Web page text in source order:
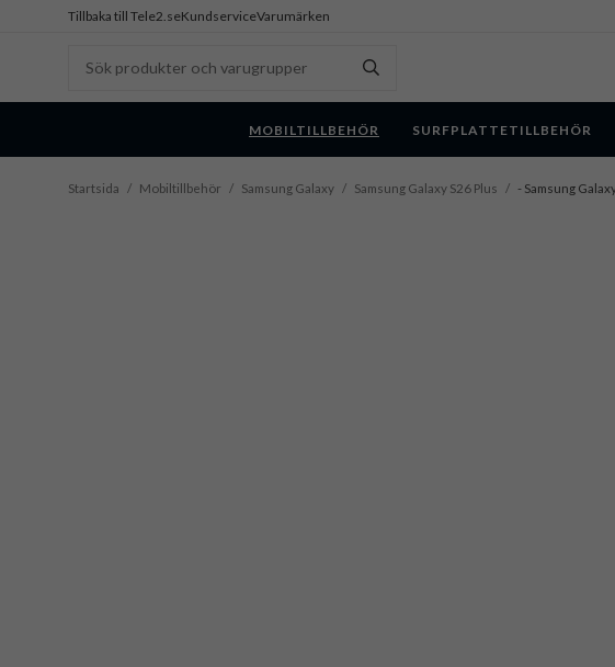
Tillbaka till Tele2.seKundserviceVarumärken
MOBILTILLBEHÖR SURFPLATTETILLBEHÖR
Startsida / Mobiltillbehör / Samsung Galaxy / Samsung Galaxy S26 Plus / - Samsung